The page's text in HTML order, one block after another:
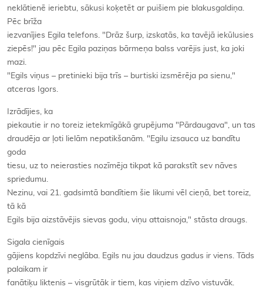
neklātienē ieriebtu, sākusi koķetēt ar puišiem pie blakusgaldiņa.
Pēc brīža
iezvanījies Egila telefons. "Drāz šurp, izskatās, ka tavējā iekūlusies
ziepēs!" jau pēc Egila paziņas bārmeņa balss varējis just, ka joki
mazi.
"Egils viņus – pretinieki bija trīs – burtiski izsmērēja pa sienu,"
atceras Igors.
Izrādījies, ka
piekautie ir no toreiz ietekmīgākā grupējuma "Pārdaugava", un tas
draudēja ar ļoti lielām nepatikšanām. "Egilu izsauca uz bandītu
goda
tiesu, uz to neierasties nozīmēja tikpat kā parakstīt sev nāves
spriedumu.
Nezinu, vai 21. gadsimtā bandītiem šie likumi vēl cieņā, bet toreiz,
tā kā
Egils bija aizstāvējis sievas godu, viņu attaisnoja," stāsta draugs.
Sigala cienīgais
gājiens kopdzīvi neglāba. Egils nu jau daudzus gadus ir viens. Tāds
palaikam ir
fanātiķu liktenis – visgrūtāk ir tiem, kas viņiem dzīvo vistuvāk.